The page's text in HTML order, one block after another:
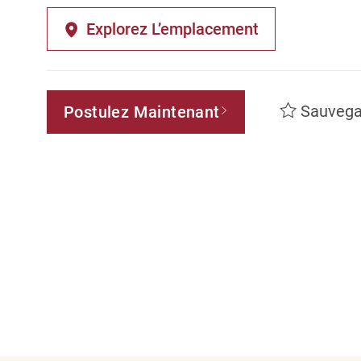
Explorez L’emplacement
Postulez Maintenant